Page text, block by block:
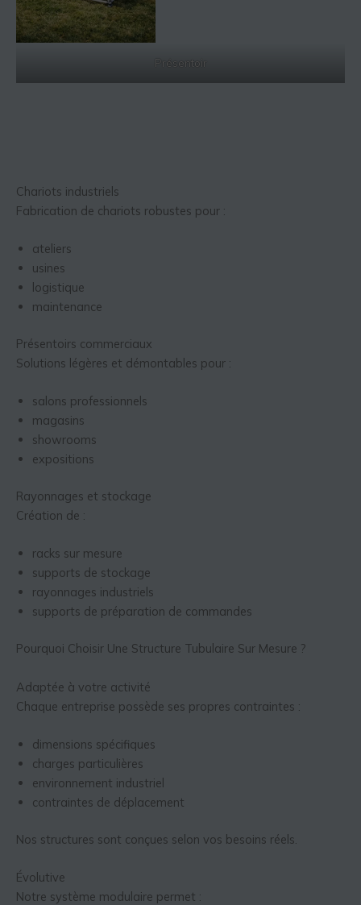
Présentoir
Chariots industriels
Fabrication de chariots robustes pour :
ateliers
usines
logistique
maintenance
Présentoirs commerciaux
Solutions légères et démontables pour :
salons professionnels
magasins
showrooms
expositions
Rayonnages et stockage
Création de :
racks sur mesure
supports de stockage
rayonnages industriels
supports de préparation de commandes
Pourquoi Choisir Une Structure Tubulaire Sur Mesure ?
Adaptée à votre activité
Chaque entreprise possède ses propres contraintes :
dimensions spécifiques
charges particulières
environnement industriel
contraintes de déplacement
Nos structures sont conçues selon vos besoins réels.
Évolutive
Notre système modulaire permet :